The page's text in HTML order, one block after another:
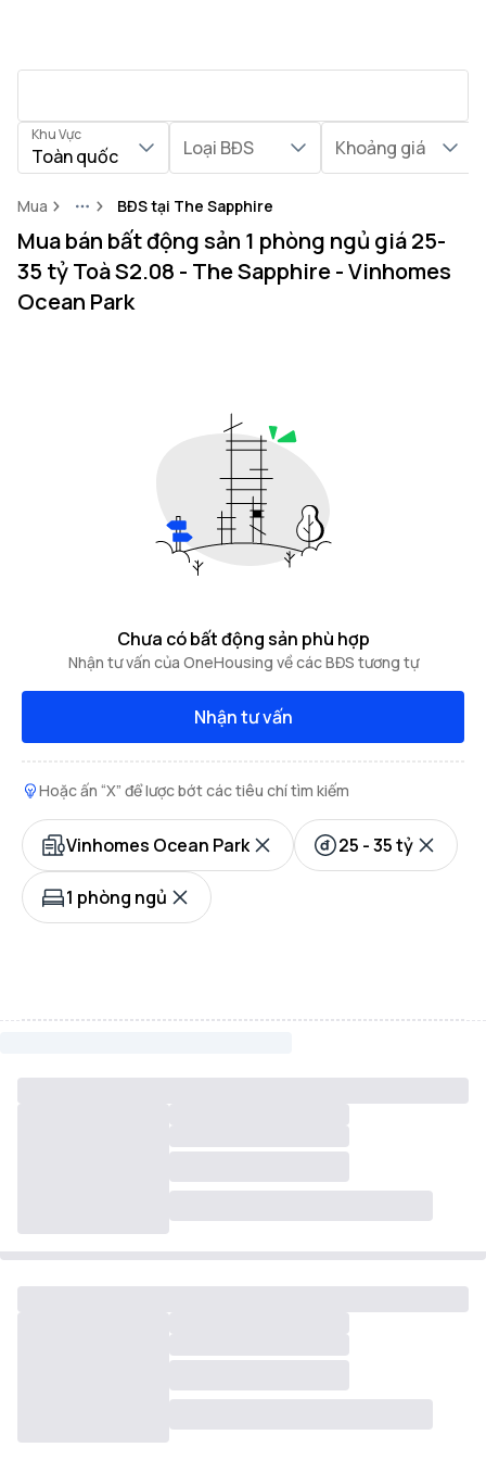
Khu Vực
Toàn quốc Loại BĐS Khoảng giá
Mua MoreBĐS tại The Sapphire
Mua bán bất động sản 1 phòng ngủ giá 25-
35 tỷ Toà S2.08 - The Sapphire - Vinhomes
Ocean Park
Chưa có bất động sản phù hợp
Nhận tư vấn của OneHousing về các BĐS tương tự
Nhận tư vấn
Hoặc ấn “X” để lược bớt các tiêu chí tìm kiếm
Vinhomes Ocean Park 25 - 35 tỷ
1 phòng ngủ